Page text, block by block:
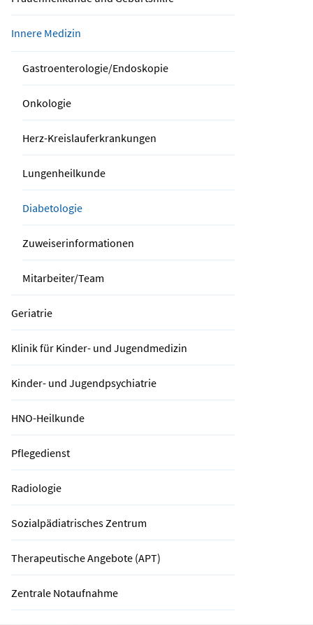
Innere Medizin
Gastroenterologie/Endoskopie
Onkologie
Herz-Kreislauferkrankungen
Lungenheilkunde
Diabetologie
Zuweiserinformationen
Mitarbeiter/Team
Geriatrie
Klinik für Kinder- und Jugendmedizin
Kinder- und Jugendpsychiatrie
HNO-Heilkunde
Pflegedienst
Radiologie
Sozialpädiatrisches Zentrum
Therapeutische Angebote (APT)
Zentrale Notaufnahme